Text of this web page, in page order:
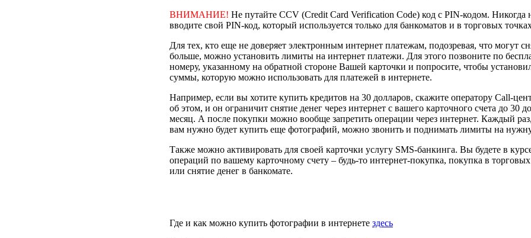
ВНИМАНИЕ! Не путайте CCV (Credit Card Verification Code) код с PIN-кодом. Никогда
вводите свой PIN-код, который используется только для банкоматов и в торговых
Для тех, кто еще не доверяет электронным интернет платежам, подозревая, что могут
больше, можно установить лимиты на интернет платежи. Для этого позвоните по
номеру, указанному на обратной стороне Вашей карточки и попросите, чтобы
суммы, которую можно использовать для платежей в интернете.
Например, если вы хотите купить кредитов на 30 долларов, скажите оператору Call-
об этом, и он ограничит снятие денег через интернет с вашего карточного счета до 30
месяц. А после покупки можно вообще запретить операции через интернет. Каждый
вам нужно будет купить еще фотографий, можно звонить и поднимать лимиты на
Также можно активировать для своей карточки услугу SMS-банкинга. Вы будете в
операций по вашему карточному счету – будь-то интернет-покупка, покупка в
или снятие денег в банкомате.
Где и как можно купить фотографии в интернете здесь